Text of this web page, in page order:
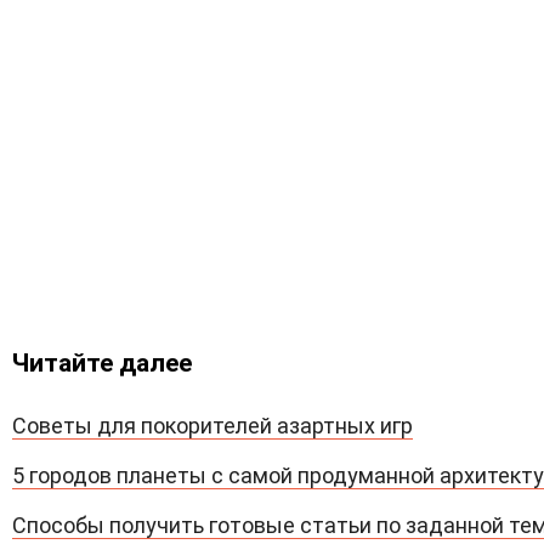
Читайте далее
Советы для покорителей азартных игр
5 городов планеты с самой продуманной
Способы получить готовые статьи по заданной